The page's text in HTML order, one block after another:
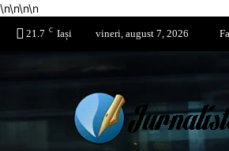
\n\n\n\n
21.7 C Iași vineri, august 7, 2026